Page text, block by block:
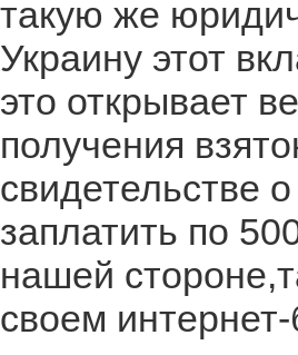
такую же
Украину этот
это открывает
получения
свидетельстве
заплатить по
нашей
своем